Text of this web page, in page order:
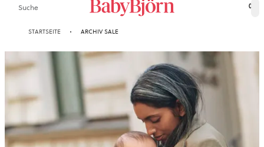
Suche 0
STARTSEITE ARCHIV SALE